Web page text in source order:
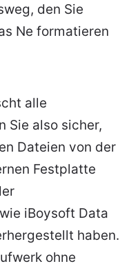
den Sie
Ne formatieren
alle
Sie also sicher,
Dateien von der
Festplatte
iBoysoft Data
haben.
ohne